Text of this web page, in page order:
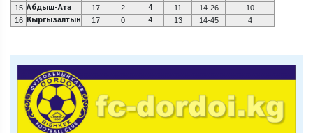
15 Абдыш-Ата 17 2 4 11 14-26
10
16 Кыргызалтын 17 0 4 13 14-45 4